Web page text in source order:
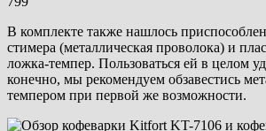
В комплекте также нашлось
стимера (металлическая проволока) и
ложка-темпер. Пользоваться ей в целом
конечно, мы рекомендуем обзавестись
темпером при первой же возможности.